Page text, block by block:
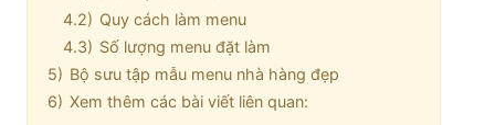
4.2) Quy cách làm menu
4.3) Số lượng menu đặt làm
5) Bộ sưu tập mẫu menu nhà hàng đẹp
6) Xem thêm các bài viết liên quan: